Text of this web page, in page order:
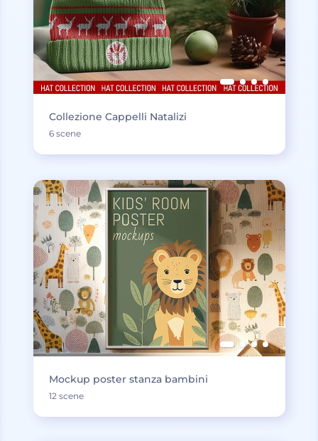
Collezione Cappelli Natalizi
6 scene
Mockup poster stanza bambini
12 scene